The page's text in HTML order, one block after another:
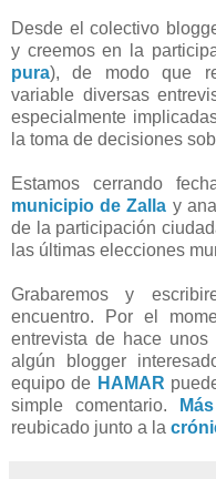
Desde el colectivo
y creemos en la
pura), de modo que
variable diversas
especialmente
la toma de decisiones
Estamos cerrando
municipio de Zalla y
de la participación
las últimas elecciones
Grabaremos y
encuentro. Por el
entrevista de hace
algún blogger
equipo de HAMAR
simple comentario.
reubicado junto a la